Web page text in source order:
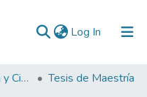
Log In (current)
Facultad de Psicología y Ciencias Sociales
Tesis de Maestría